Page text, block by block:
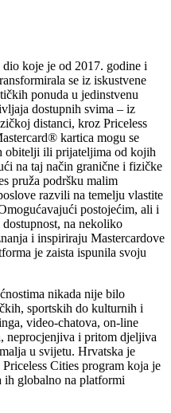
koje je od 2017. godine i
se iz iskustvene
ponuda u jedinstvenu
dostupnih svima – iz
distanci, kroz Priceless
kartica mogu se
obitelji ili prijateljima od kojih
na taj način granične i fizičke
pruža podršku malim
razvili na temelju vlastite
postojećim, ali i
na nekoliko
i inspiriraju Mastercardove
je zaista ispunila svoju
nikada nije bilo
sportskih do kulturnih i
video-chatova, on-line
neprocjenjiva i pritom djeljiva
u svijetu. Hrvatska je
Cities program koja je
ih globalno na platformi